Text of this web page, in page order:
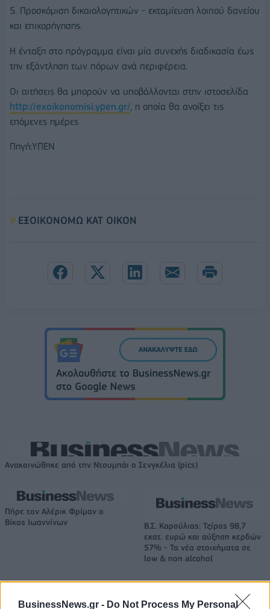
BusinessNews.gr - Do Not Process My Personal
5. Προσκόμιση δικαιολογητικών - εκταμίευση λοιπού δανείου
και επιχορήγησης.
Η ένταξη στο πρόγραμμα είναι μία συνεχής διαδικασία έως
την εξάντληση των πόρων ανά περιφέρεια.
Οι αιτήσεις θα μπορούν να υποβάλλονται στην ιστοσελίδα
http://exoikonomisi.ypen.gr/ , η οποία θα ανοίξει τις
επόμενες ημέρες
Πηγή:ΥΠΕΝ
ΕΞΟΙΚΟΝΟΜΩ ΚΑΤ ΟΙΚΟΝ
Ανακοινώθηκε από την Ντουμπάι ο Σενγκέλια (pics)
Πήρε τον Αλέρικ Φρίμαν ο
Βίκος Ιωαννίνων
Β.Σ. Καρούλιας: Τζίρος 98,7
εκατ. ευρώ και αύξηση κερδών
57% - Τα νέα στοιχήματα σε
low & non alcohol
Metlen: Ρεκόρ EBITDA στο α' εξάμηνο, στα 550 εκατ. ευρώ – Καθαρά